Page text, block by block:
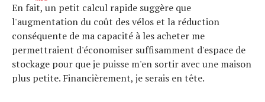
En fait, un petit calcul rapide suggère que
l'augmentation du coût des vélos et la réduction
conséquente de ma capacité à les acheter me
permettraient d'économiser suffisamment d'espace de
stockage pour que je puisse m'en sortir avec une maison
plus petite. Financièrement, je serais en tête.
Actualités
Technologies
Tests de produits
Conseils